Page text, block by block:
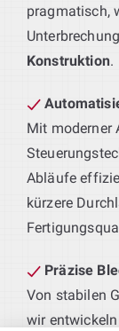
pragmatisch,
Konstruktion.
Mit moderner
Abläufe
kürzere
Präzise
Von stabilen
wir